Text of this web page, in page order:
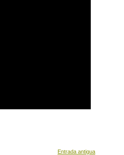
Entrada antigua